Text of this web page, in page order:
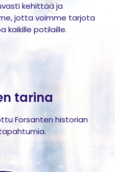
kehittää ja
jotta voimme tarjota
kaikille potilaille.
tarina
Forsanten historian